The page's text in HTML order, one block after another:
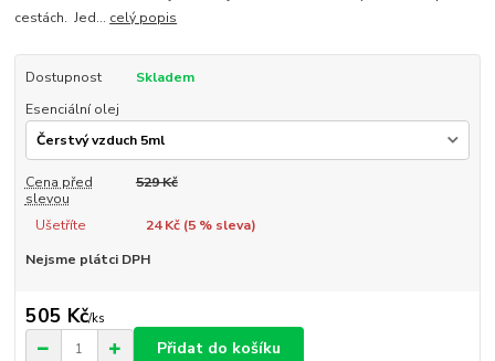
cestách. Jed... celý popis
Dostupnost
Skladem
Esenciální olej
Cena před
slevou
529 Kč
Ušetříte 24 Kč (5% sleva)
Nejsme plátci DPH
505 Kč/ks
Přidat do košíku